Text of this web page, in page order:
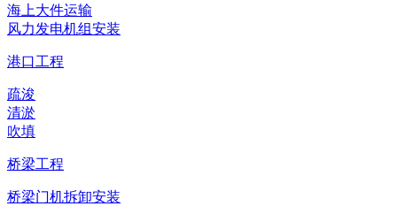
海上大件运输
风力发电机组安装
港口工程
疏浚
清淤
吹填
桥梁工程
桥梁门机拆卸安装